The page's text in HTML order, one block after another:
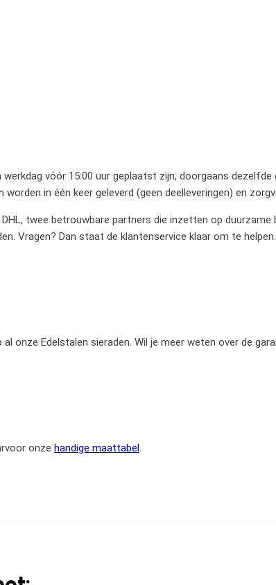
vóór 15:00 uur geplaatst zijn, doorgaans
in één keer geleverd (geen deelleveringen) en
twee betrouwbare partners die inzetten op
Vragen? Dan staat de klantenservice klaar om te helpen.
onze Edelstalen sieraden. Wil je meer weten over de
onze handige maattabel.